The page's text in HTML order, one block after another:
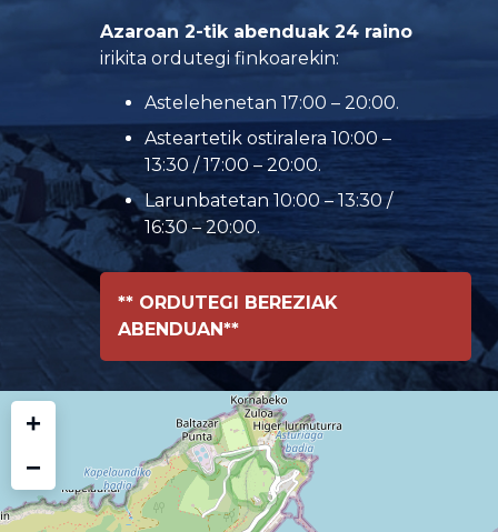
Azaroan 2-tik abenduak 24 raino
irikita ordutegi finkoarekin:
Astelehenetan 17:00 – 20:00.
Asteartetik ostiralera 10:00 –
13:30 / 17:00 – 20:00.
Larunbatetan 10:00 – 13:30 /
16:30 – 20:00.
** ORDUTEGI BEREZIAK
ABENDUAN**
+
−